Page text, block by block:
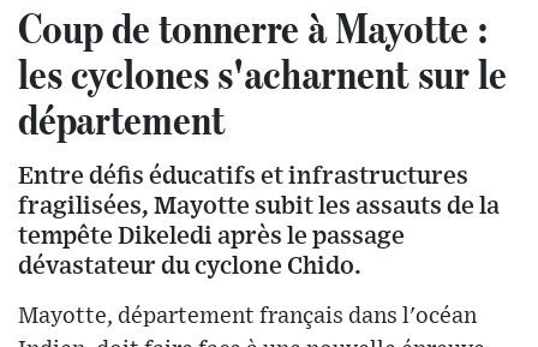
Coup de tonnerre à Mayotte :
les cyclones s'acharnent sur le
département
Entre défis éducatifs et infrastructures
fragilisées, Mayotte subit les assauts de la
tempête Dikeledi après le passage
dévastateur du cyclone Chido.
Mayotte, département français dans l'océan